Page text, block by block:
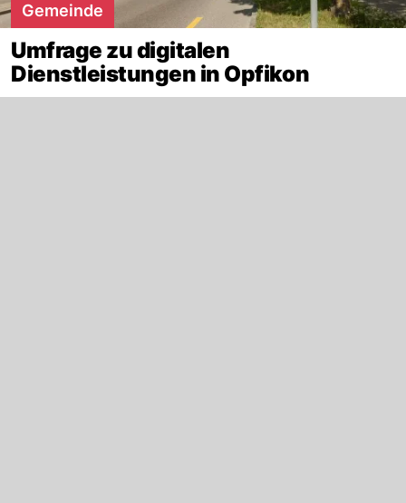
Gemeinde
Umfrage zu digitalen
Dienstleistungen in Opfikon